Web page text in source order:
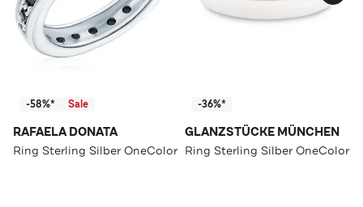
-58%* Sale
RAFAELA DONATA
Ring Sterling Silber OneColor
-36%*
GLANZSTÜCKE MÜNCHEN
Ring Sterling Silber OneColor